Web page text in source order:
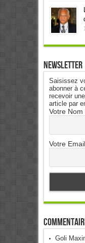
Newsletter
Saisissez
abonner à
recevoir
article par
Votre Nom
Votre Email
Goli